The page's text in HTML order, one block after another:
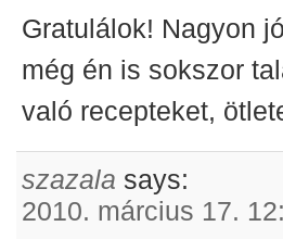
Gratulálok! Nagyon
még én is sokszor
való recepteket,
szazala says:
2010. március 17.